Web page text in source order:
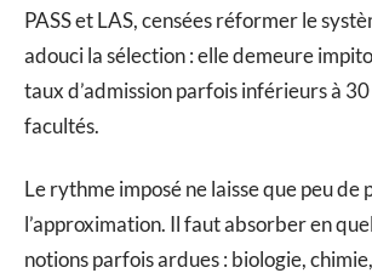
PASS et LAS, censées réformer le
adouci la sélection : elle demeure
taux d’admission parfois inférieurs à 30
facultés.
Le rythme imposé ne laisse que peu de
l’approximation. Il faut absorber en
notions parfois ardues : biologie,